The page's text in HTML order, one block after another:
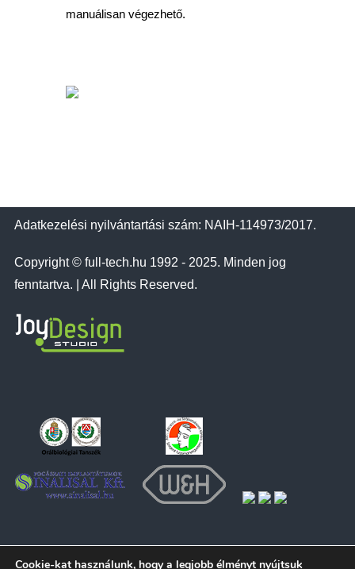
manuálisan végezhető.
Adatkezelési nyilvántartási szám: NAIH-114973/2017.
Copyright © full-tech.hu 1992 - 2025. Minden jog
fenntartva. | All Rights Reserved.
Cookie-kat használunk, hogy a legjobb élményt nyújtsuk